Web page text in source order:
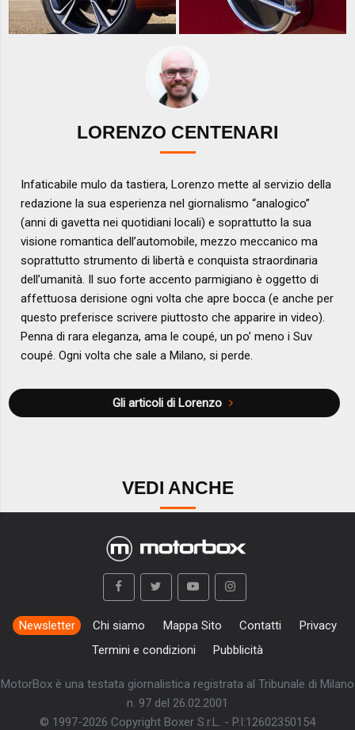
LORENZO CENTENARI
Infaticabile mulo da tastiera, Lorenzo mette al servizio della
redazione la sua esperienza nel giornalismo “analogico”
(anni di gavetta nei quotidiani locali) e soprattutto la sua
visione romantica dell’automobile, mezzo meccanico ma
soprattutto strumento di libertà e conquista straordinaria
dell’umanità. Il suo forte accento parmigiano è oggetto di
affettuosa derisione ogni volta che apre bocca (e anche per
questo preferisce scrivere piuttosto che apparire in video).
Penna di rara eleganza, ama le coupé, un po’ meno i Suv
coupé. Ogni volta che sale a Milano, si perde.
Gli articoli di Lorenzo
VEDI ANCHE
Newsletter Chi siamo Mappa Sito Contatti
Privacy
Termini e condizioni
Pubblicità
MotorBox è una testata giornalistica registrata al Tribunale di Milano
n. 97 del 26.02.2001
© 1997-2026 Copyright Boxer S.r.L. - P.I:12602350154